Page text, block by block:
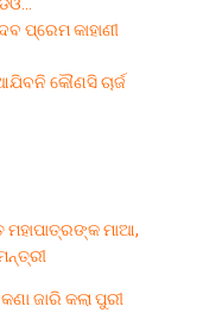
ପ୍ରେମ କାହାଣୀ
କୌଣସି ଚାର୍ଜ
ମହାପାତ୍ରଙ୍କ ମାଆ,
ଜାରି କଲା ପୁରୀ